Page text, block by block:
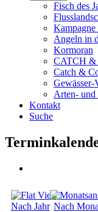
Fisch des
Kampagne
Angeln in
Kormoran
CATCH
Catch &
Gewässer-
Arten- und
Kontakt
Suche
Nach Jahr Nach